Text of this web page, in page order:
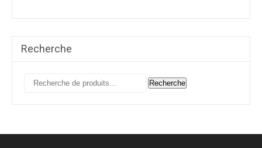
Recherche
Recherche
Recherche